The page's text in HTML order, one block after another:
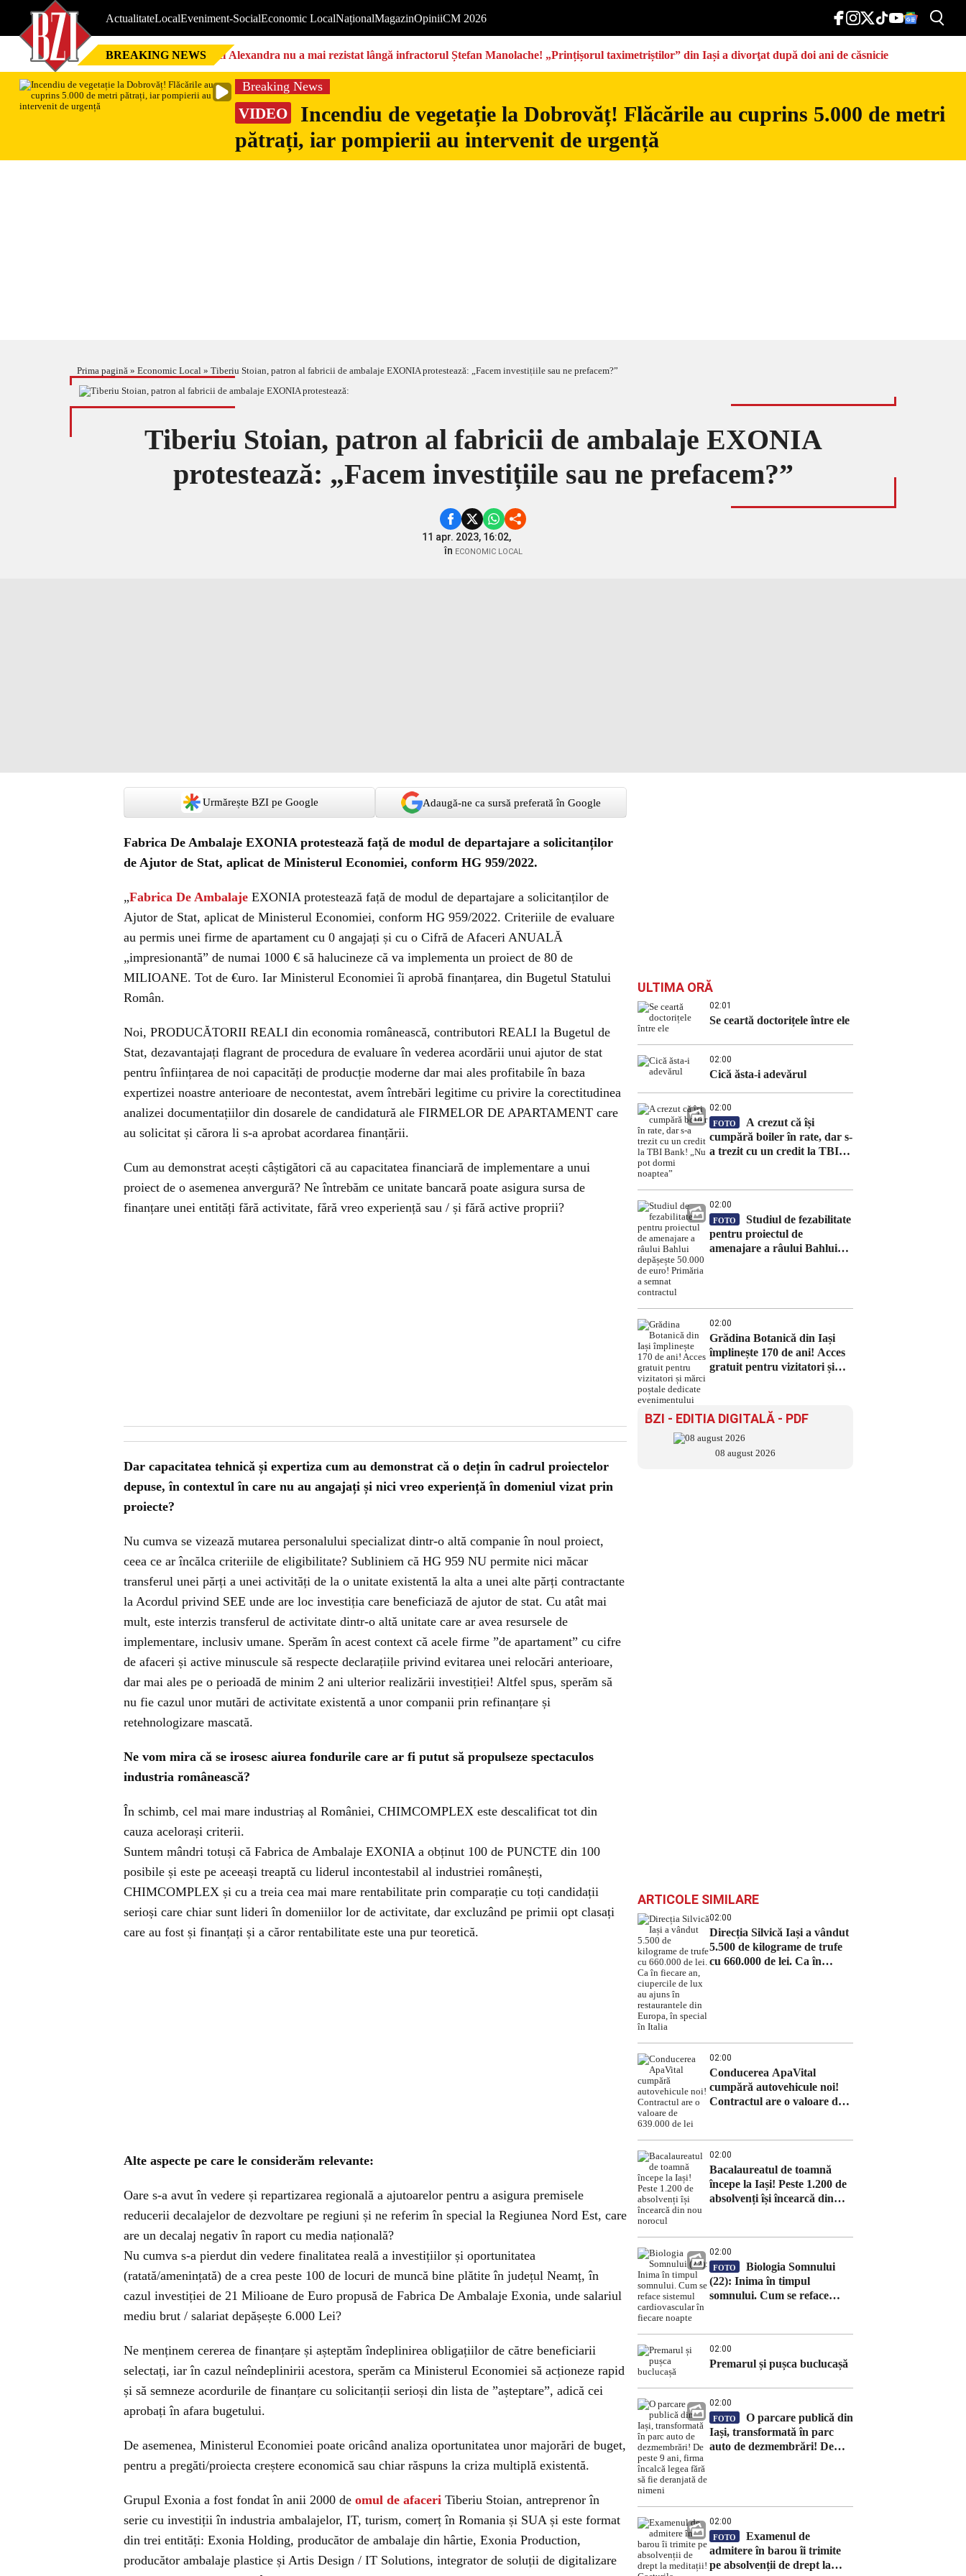
ActualitateLocalEveniment-SocialEconomic LocalNaționalMagazinOpiniiCM 2026
BREAKING NEWS Nici Alexandra nu a mai rezistat lângă infractorul Ștefan Manolache! „Prințișorul taximetriștilor” din Iași a divorţat după doi ani de căsnicie
Breaking News
VIDEO
Incendiu de vegetație la Dobrovăț! Flăcările au cuprins 5.000 de metri
pătrați, iar pompierii au intervenit de urgență
Prima pagină » Economic Local » Tiberiu Stoian, patron al fabricii de ambalaje EXONIA protestează: „Facem investițiile sau ne prefacem?”
Tiberiu Stoian, patron al fabricii de ambalaje EXONIA
protestează: „Facem investițiile sau ne prefacem?”
11 apr. 2023, 16:02,
în ECONOMIC LOCAL
Urmărește BZI pe Google Adaugă-ne ca sursă preferată în Google
Fabrica De Ambalaje EXONIA protestează față de modul de departajare a solicitanților
de Ajutor de Stat, aplicat de Ministerul Economiei, conform HG 959/2022.
„Fabrica De Ambalaje EXONIA protestează față de modul de departajare a solicitanților de
Ajutor de Stat, aplicat de Ministerul Economiei, conform HG 959/2022. Criteriile de evaluare
au permis unei firme de apartament cu 0 angajați și cu o Cifră de Afaceri ANUALĂ
„impresionantă” de numai 1000 € să halucineze că va implementa un proiect de 80 de
MILIOANE. Tot de €uro. Iar Ministerul Economiei îi aprobă finanțarea, din Bugetul Statului
Român.
Noi, PRODUCĂTORII REALI din economia românească, contributori REALI la Bugetul de
Stat, dezavantajați flagrant de procedura de evaluare în vederea acordării unui ajutor de stat
pentru înființarea de noi capacități de producție moderne dar mai ales profitabile în baza
expertizei noastre anterioare de necontestat, avem întrebări legitime cu privire la corectitudinea
analizei documentațiilor din dosarele de candidatură ale FIRMELOR DE APARTAMENT care
au solicitat și cărora li s-a aprobat acordarea finanțării.
Cum au demonstrat acești câștigători că au capacitatea financiară de implementare a unui
proiect de o asemenea anvergură? Ne întrebăm ce unitate bancară poate asigura sursa de
finanțare unei entități fără activitate, fără vreo experiență sau / și fără active proprii?
Dar capacitatea tehnică și expertiza cum au demonstrat că o dețin în cadrul proiectelor
depuse, în contextul în care nu au angajați și nici vreo experiență în domeniul vizat prin
proiecte?
Nu cumva se vizează mutarea personalului specializat dintr-o altă companie în noul proiect,
ceea ce ar încălca criteriile de eligibilitate? Subliniem că HG 959 NU permite nici măcar
transferul unei părți a unei activități de la o unitate existentă la alta a unei alte părți contractante
la Acordul privind SEE unde are loc investiția care beneficiază de ajutor de stat. Cu atât mai
mult, este interzis transferul de activitate dintr-o altă unitate care ar avea resursele de
implementare, inclusiv umane. Sperăm în acest context că acele firme ”de apartament” cu cifre
de afaceri și active minuscule să respecte declarațiile privind evitarea unei relocări anterioare,
dar mai ales pe o perioadă de minim 2 ani ulterior realizării investiției! Altfel spus, sperăm să
nu fie cazul unor mutări de activitate existentă a unor companii prin refinanțare și
retehnologizare mascată.
Ne vom mira că se irosesc aiurea fondurile care ar fi putut să propulseze spectaculos
industria românească?
În schimb, cel mai mare industriaș al României, CHIMCOMPLEX este descalificat tot din
cauza acelorași criterii.
Suntem mândri totuși că Fabrica de Ambalaje EXONIA a obținut 100 de PUNCTE din 100
posibile și este pe aceeași treaptă cu liderul incontestabil al industriei românești,
CHIMCOMPLEX și cu a treia cea mai mare rentabilitate prin comparație cu toți candidații
serioși care chiar sunt lideri în domeniilor lor de activitate, dar excluzând pe primii opt clasați
care au fost și finanțați și a căror rentabilitate este una pur teoretică.
Alte aspecte pe care le considerăm relevante:
Oare s-a avut în vedere și repartizarea regională a ajutoarelor pentru a asigura premisele
reducerii decalajelor de dezvoltare pe regiuni și ne referim în special la Regiunea Nord Est, care
are un decalaj negativ în raport cu media națională?
Nu cumva s-a pierdut din vedere finalitatea reală a investițiilor și oportunitatea
(ratată/amenințată) de a crea peste 100 de locuri de muncă bine plătite în județul Neamț, în
cazul investiției de 21 Milioane de Euro propusă de Fabrica De Ambalaje Exonia, unde salariul
mediu brut / salariat depășește 6.000 Lei?
Ne menținem cererea de finanțare și așteptăm îndeplinirea obligațiilor de către beneficiarii
selectați, iar în cazul neîndeplinirii acestora, sperăm ca Ministerul Economiei să acționeze rapid
și să semneze acordurile de finanțare cu solicitanții serioși din lista de ”așteptare”, adică cei
aprobați în afara bugetului.
De asemenea, Ministerul Economiei poate oricând analiza oportunitatea unor majorări de buget,
pentru a pregăti/proiecta creștere economică sau chiar răspuns la criza multiplă existentă.
Grupul Exonia a fost fondat în anii 2000 de omul de afaceri Tiberiu Stoian, antreprenor în
serie cu investiții în industria ambalajelor, IT, turism, comerț în Romania și SUA și este format
din trei entități: Exonia Holding, producător de ambalaje din hârtie, Exonia Production,
producător ambalaje plastice și Artis Design / IT Solutions, integrator de soluții de digitalizare
ULTIMA ORĂ
02:01
Se ceartă doctorițele între ele
02:00
Cică ăsta-i adevărul
02:00
FOTO
A crezut că își
cumpără boiler în rate, dar s-
a trezit cu un credit la TBI
02:00
FOTO
Studiul de fezabilitate
pentru proiectul de
amenajare a râului Bahlui
02:00
Grădina Botanică din Iași
împlinește 170 de ani! Acces
gratuit pentru vizitatori și
BZI - EDITIA DIGITALĂ - PDF
08 august 2026
ARTICOLE SIMILARE
02:00
Direcția Silvică Iași a vândut
5.500 de kilograme de trufe
cu 660.000 de lei. Ca în
02:00
Conducerea ApaVital
cumpără autovehicule noi!
Contractul are o valoare de
02:00
Bacalaureatul de toamnă
începe la Iași! Peste 1.200 de
absolvenți își încearcă din
02:00
FOTO
Biologia Somnului
(22): Inima în timpul
somnului. Cum se reface
02:00
Premarul și pușca buclucașă
02:00
FOTO
O parcare publică din
Iași, transformată în parc
auto de dezmembrări! De
02:00
FOTO
Examenul de
admitere în barou îi trimite
pe absolvenții de drept la